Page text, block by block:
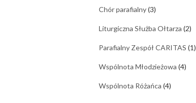
Chór parafialny(3)
Liturgiczna Służba Ołtarza (2)
Parafialny Zespół CARITAS (1)
Wspólnota Młodzieżowa (4)
Wspólnota Różańca (4)